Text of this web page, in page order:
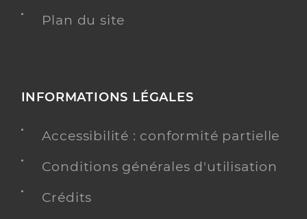
Plan du site
INFORMATIONS LÉGALES
Accessibilité : conformité partielle
Conditions générales d'utilisation
Crédits